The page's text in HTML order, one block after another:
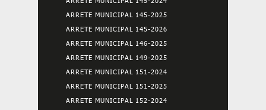
ARRETE MUNICIPAL 145-2025
ARRETE MUNICIPAL 145-2026
ARRETE MUNICIPAL 146-2025
ARRETE MUNICIPAL 149-2025
ARRETE MUNICIPAL 151-2024
ARRETE MUNICIPAL 151-2025
ARRETE MUNICIPAL 152-2024